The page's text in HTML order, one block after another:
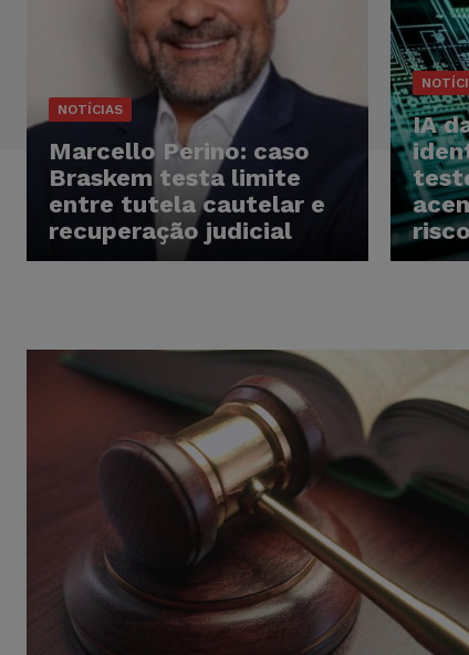
NOTÍCIAS
Marcello Perino: caso
Braskem testa limite
entre tutela cautelar e
recuperação judicial
IA